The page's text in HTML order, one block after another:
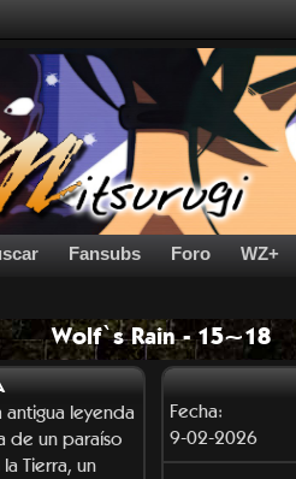
Fansubs Foro WZ+
Wolf`s Rain - 15~18
antigua leyenda
de un paraíso
Tierra, un
Fecha:
9-02-2026